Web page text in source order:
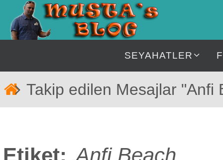
İçeriğe
geç
SEYAHATLER
Takip edilen Mesajlar "Anfi
Etiket: Anfi Beach